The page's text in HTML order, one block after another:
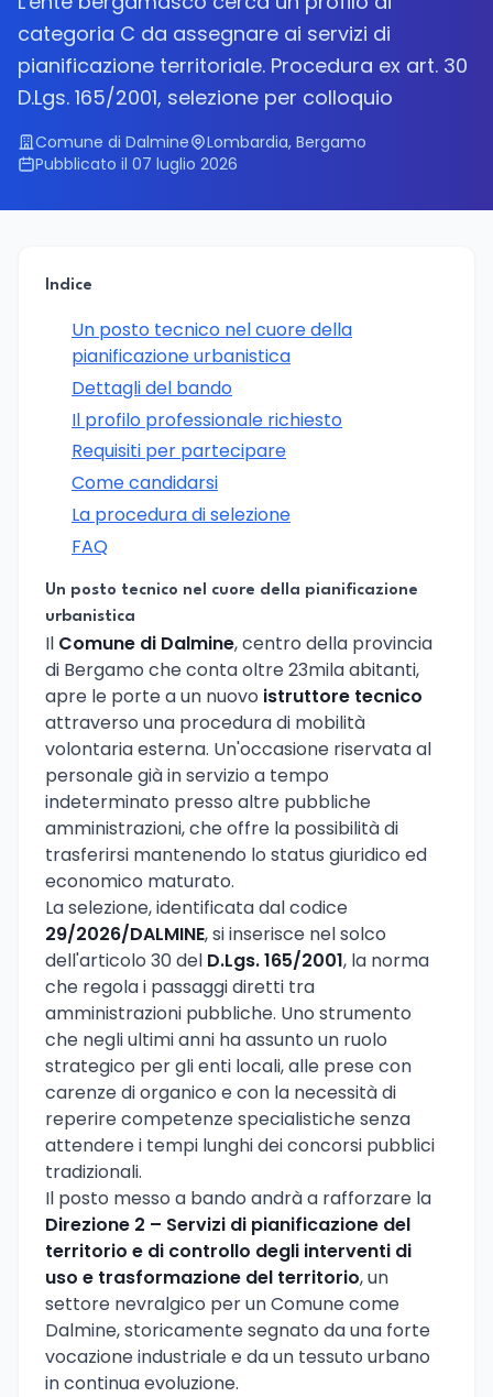
categoria C da assegnare ai servizi di
pianificazione territoriale. Procedura ex art. 30
D.Lgs. 165/2001, selezione per colloquio
Comune di Dalmine
Lombardia, Bergamo
Pubblicato il 07 luglio 2026
Indice
Un posto tecnico nel cuore della
pianificazione urbanistica
Dettagli del bando
Il profilo professionale richiesto
Requisiti per partecipare
Come candidarsi
La procedura di selezione
FAQ
Un posto tecnico nel cuore della pianificazione
urbanistica
Il Comune di Dalmine, centro della provincia
di Bergamo che conta oltre 23mila abitanti,
apre le porte a un nuovo istruttore tecnico
attraverso una procedura di mobilità
volontaria esterna. Un'occasione riservata al
personale già in servizio a tempo
indeterminato presso altre pubbliche
amministrazioni, che offre la possibilità di
trasferirsi mantenendo lo status giuridico ed
economico maturato.
La selezione, identificata dal codice
29/2026/DALMINE, si inserisce nel solco
dell'articolo 30 del D.Lgs. 165/2001, la norma
che regola i passaggi diretti tra
amministrazioni pubbliche. Uno strumento
che negli ultimi anni ha assunto un ruolo
strategico per gli enti locali, alle prese con
carenze di organico e con la necessità di
reperire competenze specialistiche senza
attendere i tempi lunghi dei concorsi pubblici
tradizionali.
Il posto messo a bando andrà a rafforzare la
Direzione 2 – Servizi di pianificazione del
territorio e di controllo degli interventi di
uso e trasformazione del territorio, un
settore nevralgico per un Comune come
Dalmine, storicamente segnato da una forte
vocazione industriale e da un tessuto urbano
in continua evoluzione.